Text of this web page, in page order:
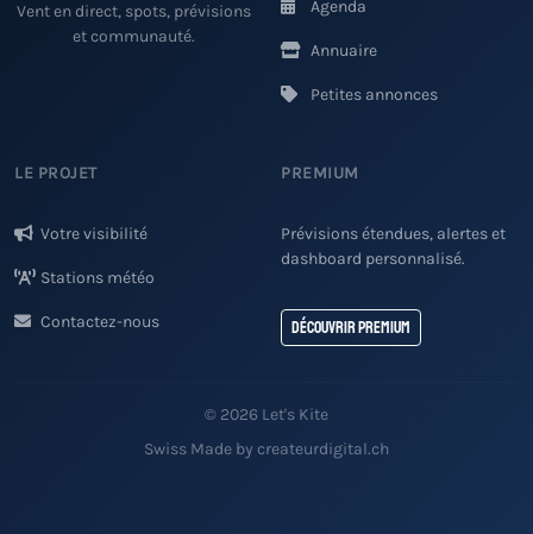
Vent en direct, spots, prévisions
et communauté.
Agenda
Annuaire
Petites annonces
LE PROJET
Votre visibilité
Stations météo
Contactez-nous
PREMIUM
Prévisions étendues, alertes et
dashboard personnalisé.
Découvrir Premium
© 2026 Let's Kite
Swiss Made by createurdigital.ch